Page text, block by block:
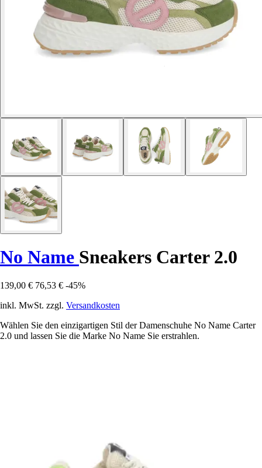
No Name Sneakers Carter 2.0
139,00 € 76,53 € -45%
inkl. MwSt. zzgl. Versandkosten
Wählen Sie den einzigartigen Stil der Damenschuhe No Name Carter
2.0 und lassen Sie die Marke No Name Sie erstrahlen.